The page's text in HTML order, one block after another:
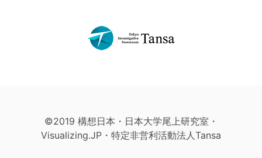
©2019 構想日本・日本大学尾上研究室・
Visualizing.JP・特定非営利活動法人Tansa